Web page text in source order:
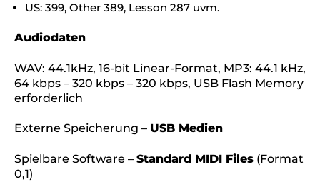
US: 399, Other 389, Lesson 287 uvm.
Audiodaten
WAV: 44.1kHz, 16-bit Linear-Format, MP3: 44.1 kHz,
64 kbps – 320 kbps – 320 kbps, USB Flash Memory
erforderlich
Externe Speicherung – USB Medien
Spielbare Software – Standard MIDI Files (Format
0,1)